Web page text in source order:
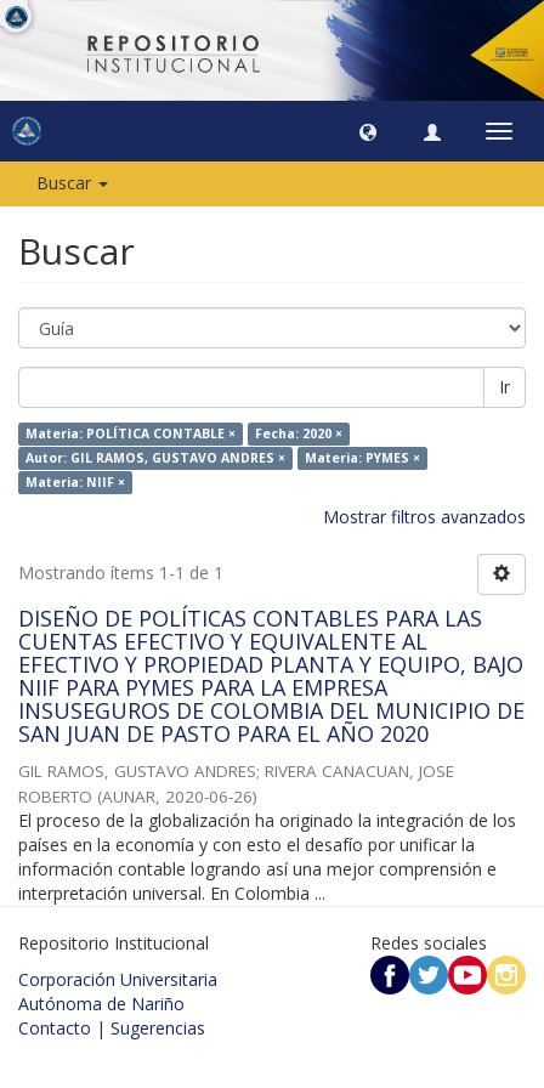
Buscar
Buscar
Ir
Materia: POLÍTICA CONTABLE ×
Fecha: 2020 ×
Autor: GIL RAMOS, GUSTAVO ANDRES ×
Materia: PYMES ×
Materia: NIIF ×
Mostrar filtros avanzados
Mostrando ítems 1-1 de 1
DISEÑO DE POLÍTICAS CONTABLES PARA LAS
CUENTAS EFECTIVO Y EQUIVALENTE AL
EFECTIVO Y PROPIEDAD PLANTA Y EQUIPO, BAJO
NIIF PARA PYMES PARA LA EMPRESA
INSUSEGUROS DE COLOMBIA DEL MUNICIPIO DE
SAN JUAN DE PASTO PARA EL AÑO 2020
GIL RAMOS, GUSTAVO ANDRES; RIVERA CANACUAN, JOSE
ROBERTO (AUNAR, 2020-06-26)
El proceso de la globalización ha originado la integración de los
países en la economía y con esto el desafío por unificar la
información contable logrando así una mejor comprensión e
interpretación universal. En Colombia ...
Repositorio Institucional
Corporación Universitaria
Autónoma de Nariño
Contacto | Sugerencias
Redes sociales